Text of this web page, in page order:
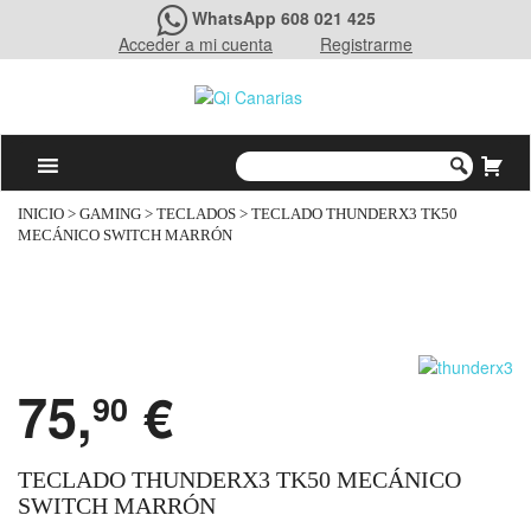
WhatsApp 608 021 425
Acceder a mi cuenta
Registrarme
INICIO > GAMING > TECLADOS > TECLADO THUNDERX3 TK50
MECÁNICO SWITCH MARRÓN
75,90 €
TECLADO THUNDERX3 TK50 MECÁNICO
SWITCH MARRÓN